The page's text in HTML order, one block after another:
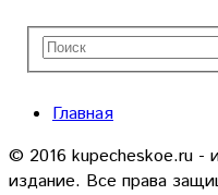
Главная
© 2016 kupecheskoe.ru -
издание. Все права